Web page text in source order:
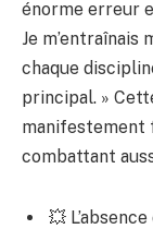
énorme erreur
Je
chaque
principal. »
manifestement
combattant
💥